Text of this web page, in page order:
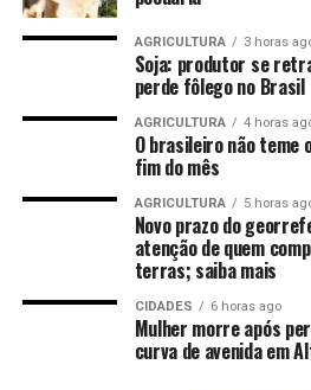
Vaz destacou o impacto social da
momento muito importante, de
de títulos de propriedade, que
pertencimento, dignidade e
permite que as pessoas invistam e
município possa investir em
pavimentação asfáltica,
promovendo qualidade de vida”,
relembrou ainda os desafios
comunidade ao longo dos anos.
conforma com uma situação, vai
Assumimos o compromisso
para resolver.”
AGRICULTURA 3 horas
Soja: produtor se
perde fôlego no Brasil
AGRICULTURA 4 horas
O brasileiro não teme
fim do mês
AGRICULTURA 5 horas
Novo prazo do
atenção de quem
terras; saiba mais
CIDADES 6 horas ago
Mulher morre após
curva de avenida em